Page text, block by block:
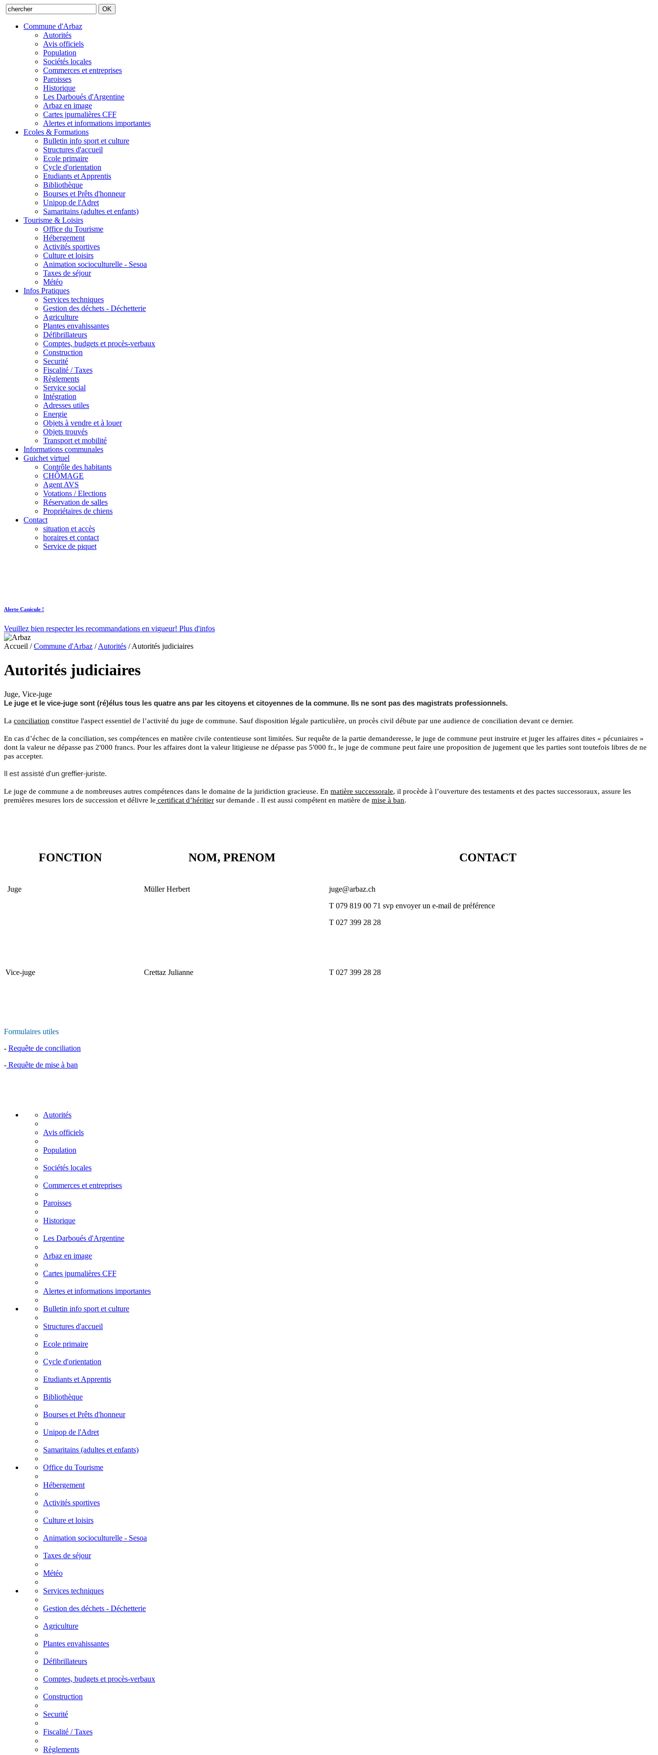
Commune d'Arbaz
Autorités
Avis officiels
Population
Sociétés locales
Commerces et entreprises
Paroisses
Historique
Les Darboués d'Argentine
Arbaz en image
Cartes jpurnalières CFF
Alertes et informations importantes
Ecoles & Formations
Bulletin info sport et culture
Structures d'accueil
Ecole primaire
Cycle d'orientation
Etudiants et Apprentis
Bibliothèque
Bourses et Prêts d'honneur
Unipop de l'Adret
Samaritains (adultes et enfants)
Tourisme & Loisirs
Office du Tourisme
Hébergement
Activités sportives
Culture et loisirs
Animation socioculturelle - Sesoa
Taxes de séjour
Météo
Infos Pratiques
Services techniques
Gestion des déchets - Déchetterie
Agriculture
Plantes envahissantes
Défibrillateurs
Comptes, budgets et procès-verbaux
Construction
Securité
Fiscalité / Taxes
Règlements
Service social
Intégration
Adresses utiles
Energie
Objets à vendre et à louer
Objets trouvés
Transport et mobilité
Informations communales
Guichet virtuel
Contrôle des habitants
CHÔMAGE
Agent AVS
Votations / Elections
Réservation de salles
Propriétaires de chiens
Contact
situation et accès
horaires et contact
Service de piquet
Alerte Canicule !
Veuillez bien respecter les recommandations en vigueur! Plus d'infos
Accueil /Commune d'Arbaz /Autorités /Autorités judiciaires
Autorités judiciaires
Juge, Vice-juge
Le juge et le vice-juge sont (ré)élus tous les quatre ans par les citoyens et citoyennes de la commune. Ils ne sont pas des magistrats professionnels.
La conciliation constitue l'aspect essentiel de l’activité du juge de commune. Sauf disposition légale particulière, un procès civil débute par une audience de conciliation devant ce dernier.
En cas d’échec de la conciliation, ses compétences en matière civile contentieuse sont limitées. Sur requête de la partie demanderesse, le juge de commune peut instruire et juger les affaires dites « pécuniaires »
dont la valeur ne dépasse pas 2'000 francs. Pour les affaires dont la valeur litigieuse ne dépasse pas 5'000 fr., le juge de commune peut faire une proposition de jugement que les parties sont toutefois libres de ne
pas accepter.
Il est assisté d'un greffier-juriste.
Le juge de commune a de nombreuses autres compétences dans le domaine de la juridiction gracieuse. En matière successorale, il procède à l’ouverture des testaments et des pactes successoraux, assure les
premières mesures lors de succession et délivre le certificat d’héritier sur demande . Il est aussi compétent en matière de mise à ban.
FONCTION NOM, PRENOM CONTACT
Juge
Vice-juge
Müller Herbert
Crettaz Julianne
juge@arbaz.ch
T 079 819 00 71 svp envoyer un e-mail de préférence
T 027 399 28 28
T 027 399 28 28
Formulaires utiles
- Requête de conciliation
- Requête de mise à ban
Autorités
Avis officiels
Population
Sociétés locales
Commerces et entreprises
Paroisses
Historique
Les Darboués d'Argentine
Arbaz en image
Cartes jpurnalières CFF
Alertes et informations importantes
Bulletin info sport et culture
Structures d'accueil
Ecole primaire
Cycle d'orientation
Etudiants et Apprentis
Bibliothèque
Bourses et Prêts d'honneur
Unipop de l'Adret
Samaritains (adultes et enfants)
Office du Tourisme
Hébergement
Activités sportives
Culture et loisirs
Animation socioculturelle - Sesoa
Taxes de séjour
Météo
Services techniques
Gestion des déchets - Déchetterie
Agriculture
Plantes envahissantes
Défibrillateurs
Comptes, budgets et procès-verbaux
Construction
Securité
Fiscalité / Taxes
Règlements